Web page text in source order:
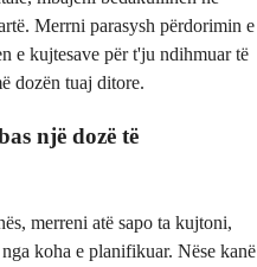
Merrni parasysh përdorimin e
e kujtesave për t'ju ndihmuar të
dozën tuaj ditore.
një dozë të
merreni atë sapo ta kujtoni,
koha e planifikuar. Nëse kanë